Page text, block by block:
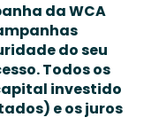
da WCA
do seu
Todos os
investido
e os juros